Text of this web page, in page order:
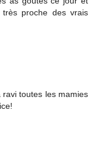
proche des vrais
toutes les mamies